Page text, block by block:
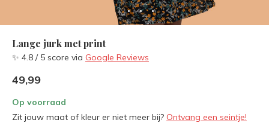
Lange jurk met print
✨ 4.8 / 5 score via Google Reviews
49,99
Op voorraad
Zit jouw maat of kleur er niet meer bij? Ontvang een seintje!